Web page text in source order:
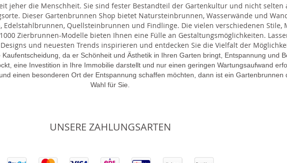
jeher die Menschheit. Sie sind fester Bestandteil der Gartenkultur und nicht selten
Dieser Gartenbrunnen Shop bietet Natursteinbrunnen, Wasserwände und
Quellsteinbrunnen und Findlinge. Die vielen verschiedenen Stile,
Zierbrunnen-Modelle bieten Ihnen eine Fülle an Gestaltungsmöglichkeiten.
und neuesten Trends inspirieren und entdecken Sie die Vielfalt der
da er Schönheit und Ästhetik in Ihren Garten bringt, Entspannung und
eine Investition in Ihre Immobilie darstellt und nur einen geringen Wartungsaufwand
einen besonderen Ort der Entspannung schaffen möchten, dann ist ein Gartenbrunnen
Wahl für Sie.
UNSERE ZAHLUNGSARTEN